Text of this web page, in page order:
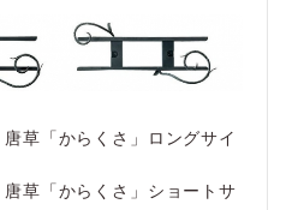
草「からくさ」ロングサイ
草「からくさ」ショートサ